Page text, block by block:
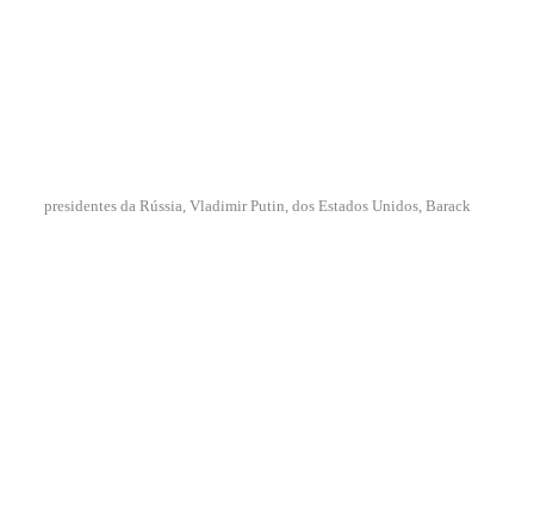
presidentes da Rússia, Vladimir Putin, dos Estados Unidos, Barack